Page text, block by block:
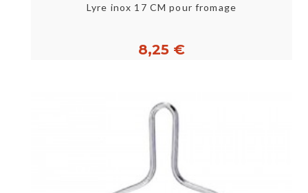
Lyre inox 17 CM pour fromage
8,25 €